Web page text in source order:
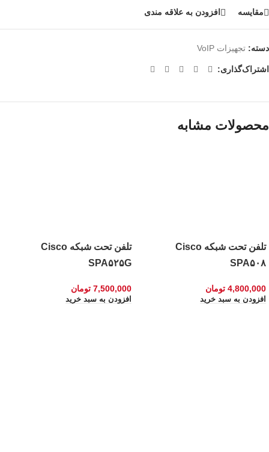
مقايسه افزودن به علاقه مندی
دسته: تجهیزات VoIP
اشتراک‌گذاری:
محصولات مشابه
تلفن تحت شبکه Cisco
SPA۵۰۸
4,800,000 تومان
افزودن به سبد خرید
تلفن تحت شبکه Cisco
SPA۵۲۵G
7,500,000 تومان
افزودن به سبد خرید